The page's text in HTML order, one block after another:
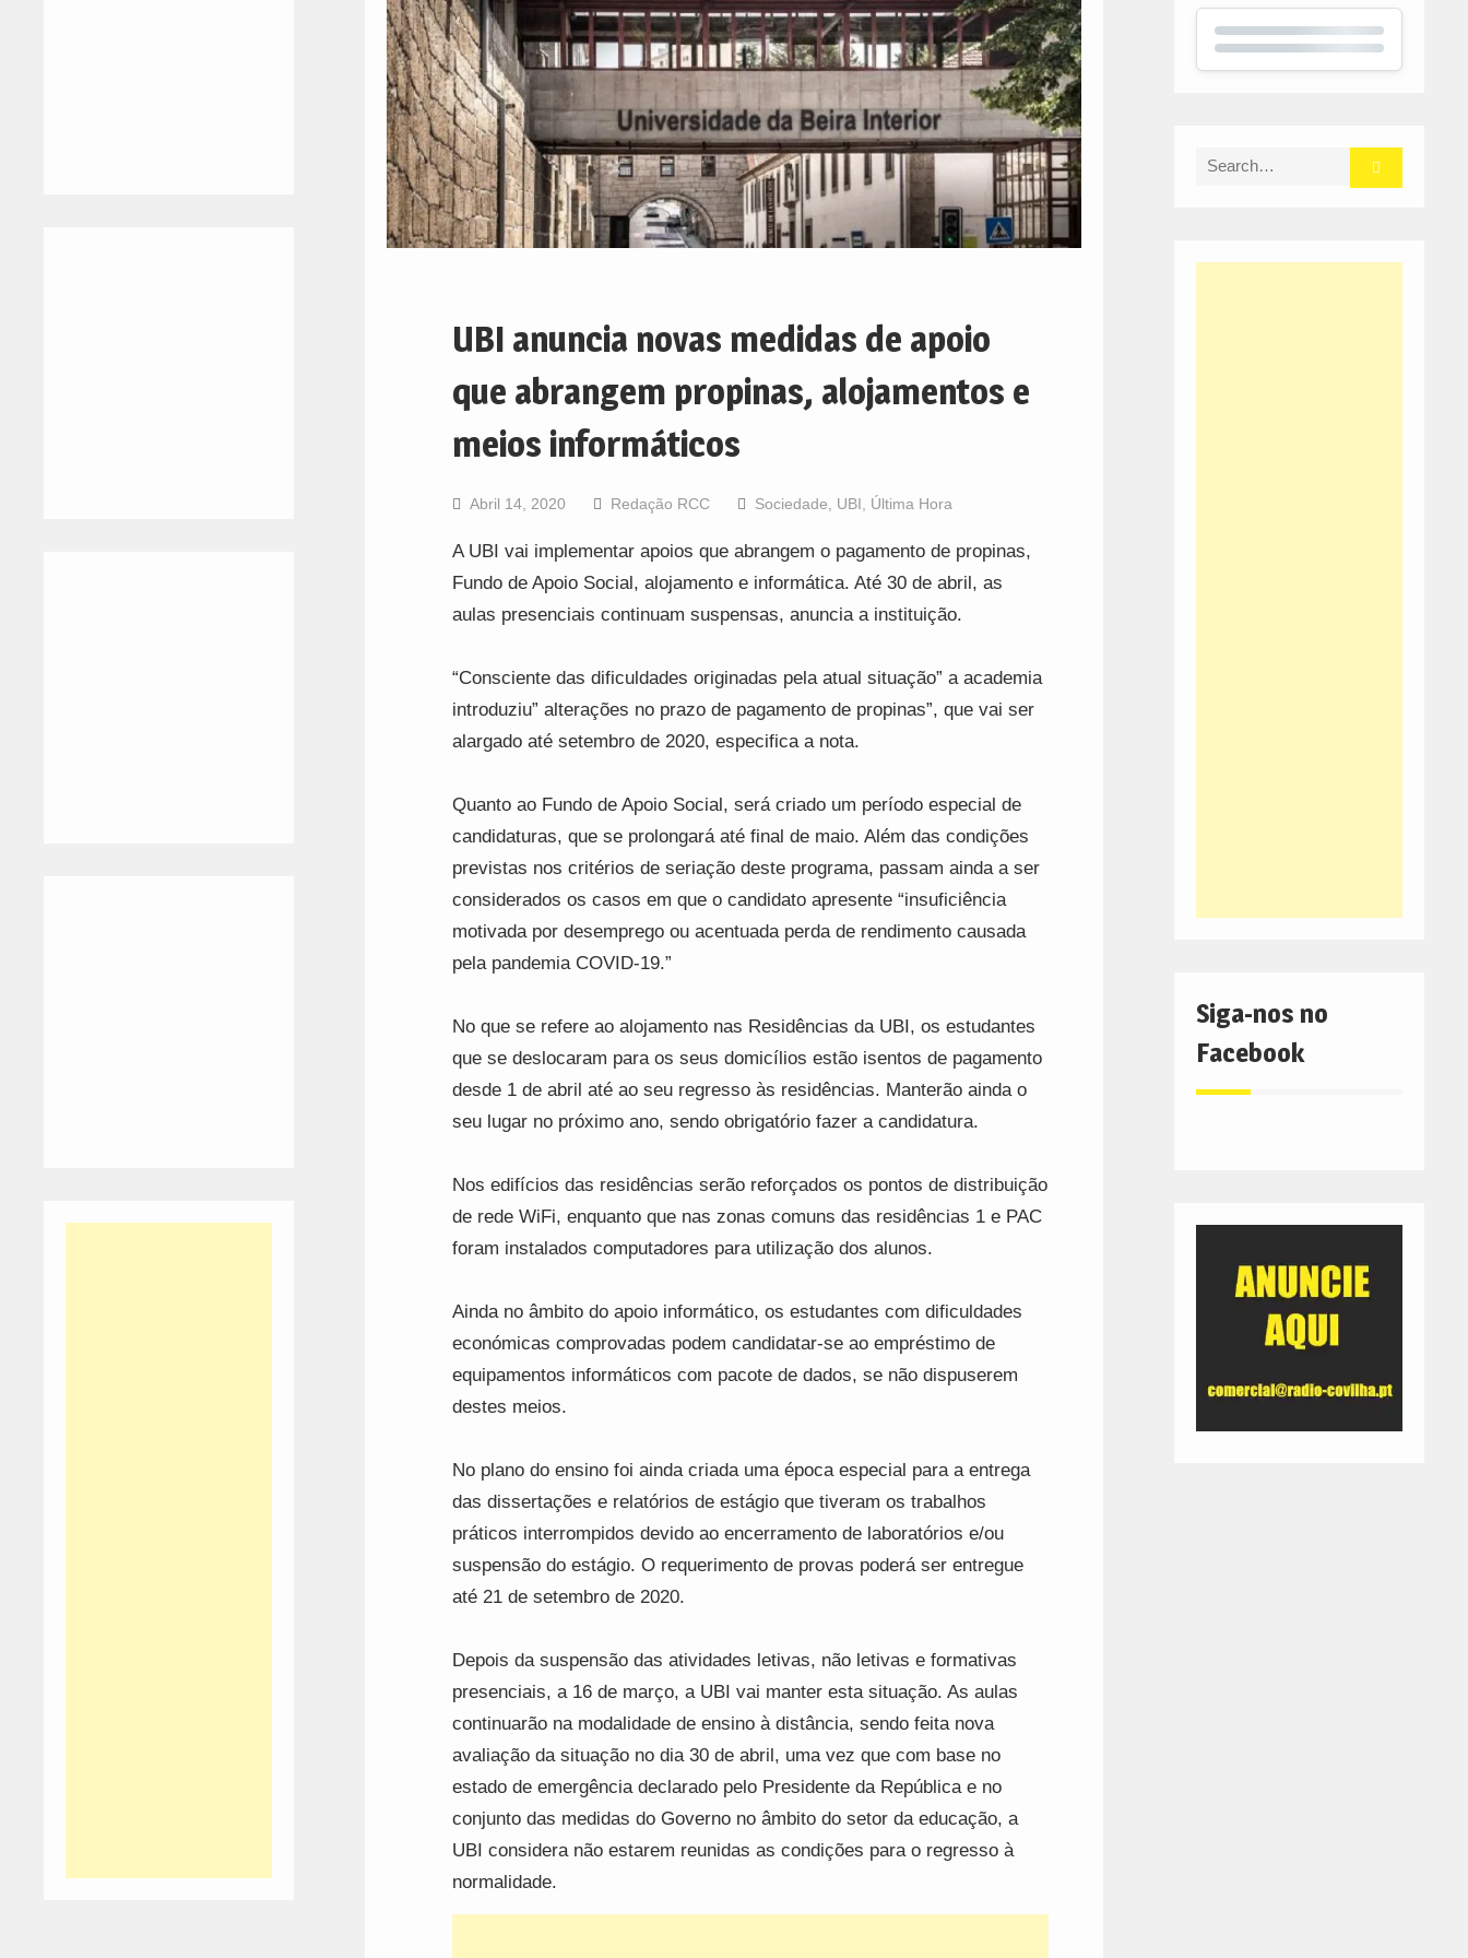
UBI anuncia novas medidas de apoio
que abrangem propinas, alojamentos e
meios informáticos
Abril 14, 2020 Redação RCC Sociedade, UBI, Última Hora
A UBI vai implementar apoios que abrangem o pagamento de propinas,
Fundo de Apoio Social, alojamento e informática. Até 30 de abril, as
aulas presenciais continuam suspensas, anuncia a instituição.
“Consciente das dificuldades originadas pela atual situação” a academia
introduziu” alterações no prazo de pagamento de propinas”, que vai ser
alargado até setembro de 2020, especifica a nota.
Quanto ao Fundo de Apoio Social, será criado um período especial de
candidaturas, que se prolongará até final de maio. Além das condições
previstas nos critérios de seriação deste programa, passam ainda a ser
considerados os casos em que o candidato apresente “insuficiência
motivada por desemprego ou acentuada perda de rendimento causada
pela pandemia COVID-19.”
No que se refere ao alojamento nas Residências da UBI, os estudantes
que se deslocaram para os seus domicílios estão isentos de pagamento
desde 1 de abril até ao seu regresso às residências. Manterão ainda o
seu lugar no próximo ano, sendo obrigatório fazer a candidatura.
Nos edifícios das residências serão reforçados os pontos de distribuição
de rede WiFi, enquanto que nas zonas comuns das residências 1 e PAC
foram instalados computadores para utilização dos alunos.
Ainda no âmbito do apoio informático, os estudantes com dificuldades
económicas comprovadas podem candidatar-se ao empréstimo de
equipamentos informáticos com pacote de dados, se não dispuserem
destes meios.
No plano do ensino foi ainda criada uma época especial para a entrega
das dissertações e relatórios de estágio que tiveram os trabalhos
práticos interrompidos devido ao encerramento de laboratórios e/ou
suspensão do estágio. O requerimento de provas poderá ser entregue
até 21 de setembro de 2020.
Depois da suspensão das atividades letivas, não letivas e formativas
presenciais, a 16 de março, a UBI vai manter esta situação. As aulas
continuarão na modalidade de ensino à distância, sendo feita nova
avaliação da situação no dia 30 de abril, uma vez que com base no
estado de emergência declarado pelo Presidente da República e no
conjunto das medidas do Governo no âmbito do setor da educação, a
UBI considera não estarem reunidas as condições para o regresso à
normalidade.
Search
Siga-nos no
Facebook